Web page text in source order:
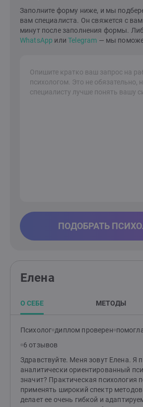
Заполните форму ниже, и мы
вам специалиста. Он свяжется с
минут после заполнения формы.
WhatsApp илиTelegram — мы
ПОДОБРАТЬ
Елена
О СЕБЕ МЕТОДЫ
Психолог диплом проверен
6 отзывов
Здравствуйте. Меня зовут Елена. Я
аналитически ориентированный
значит? Практическая психология
применять широкий спектр методов
делает ее очень гибкой и